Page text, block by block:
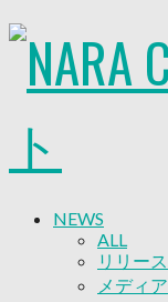
NEWS
ALL
リリース
メディア